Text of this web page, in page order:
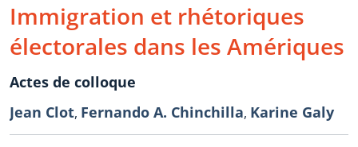
Immigration et rhétoriques
électorales dans les Amériques
Actes de colloque
Jean Clot, Fernando A. Chinchilla, Karine Galy